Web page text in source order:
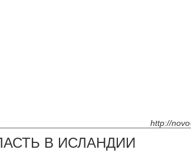
http://
В ИСЛАНДИИ